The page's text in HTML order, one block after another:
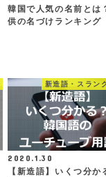
韓国で人気の名前とは
供の名づけランキング
新造語・スラン
2020.1.30
【新造語】いくつ分か